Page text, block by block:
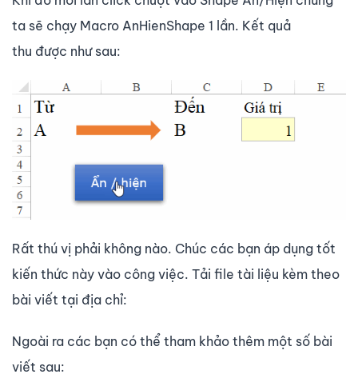
ta sẽ chạy Macro AnHienShape 1 lần. Kết quả
thu được như sau:
Rất thú vị phải không nào. Chúc các bạn áp dụng tốt
kiến thức này vào công việc. Tải file tài liệu kèm theo
bài viết tại địa chỉ:
Ngoài ra các bạn có thể tham khảo thêm một số bài
viết sau: